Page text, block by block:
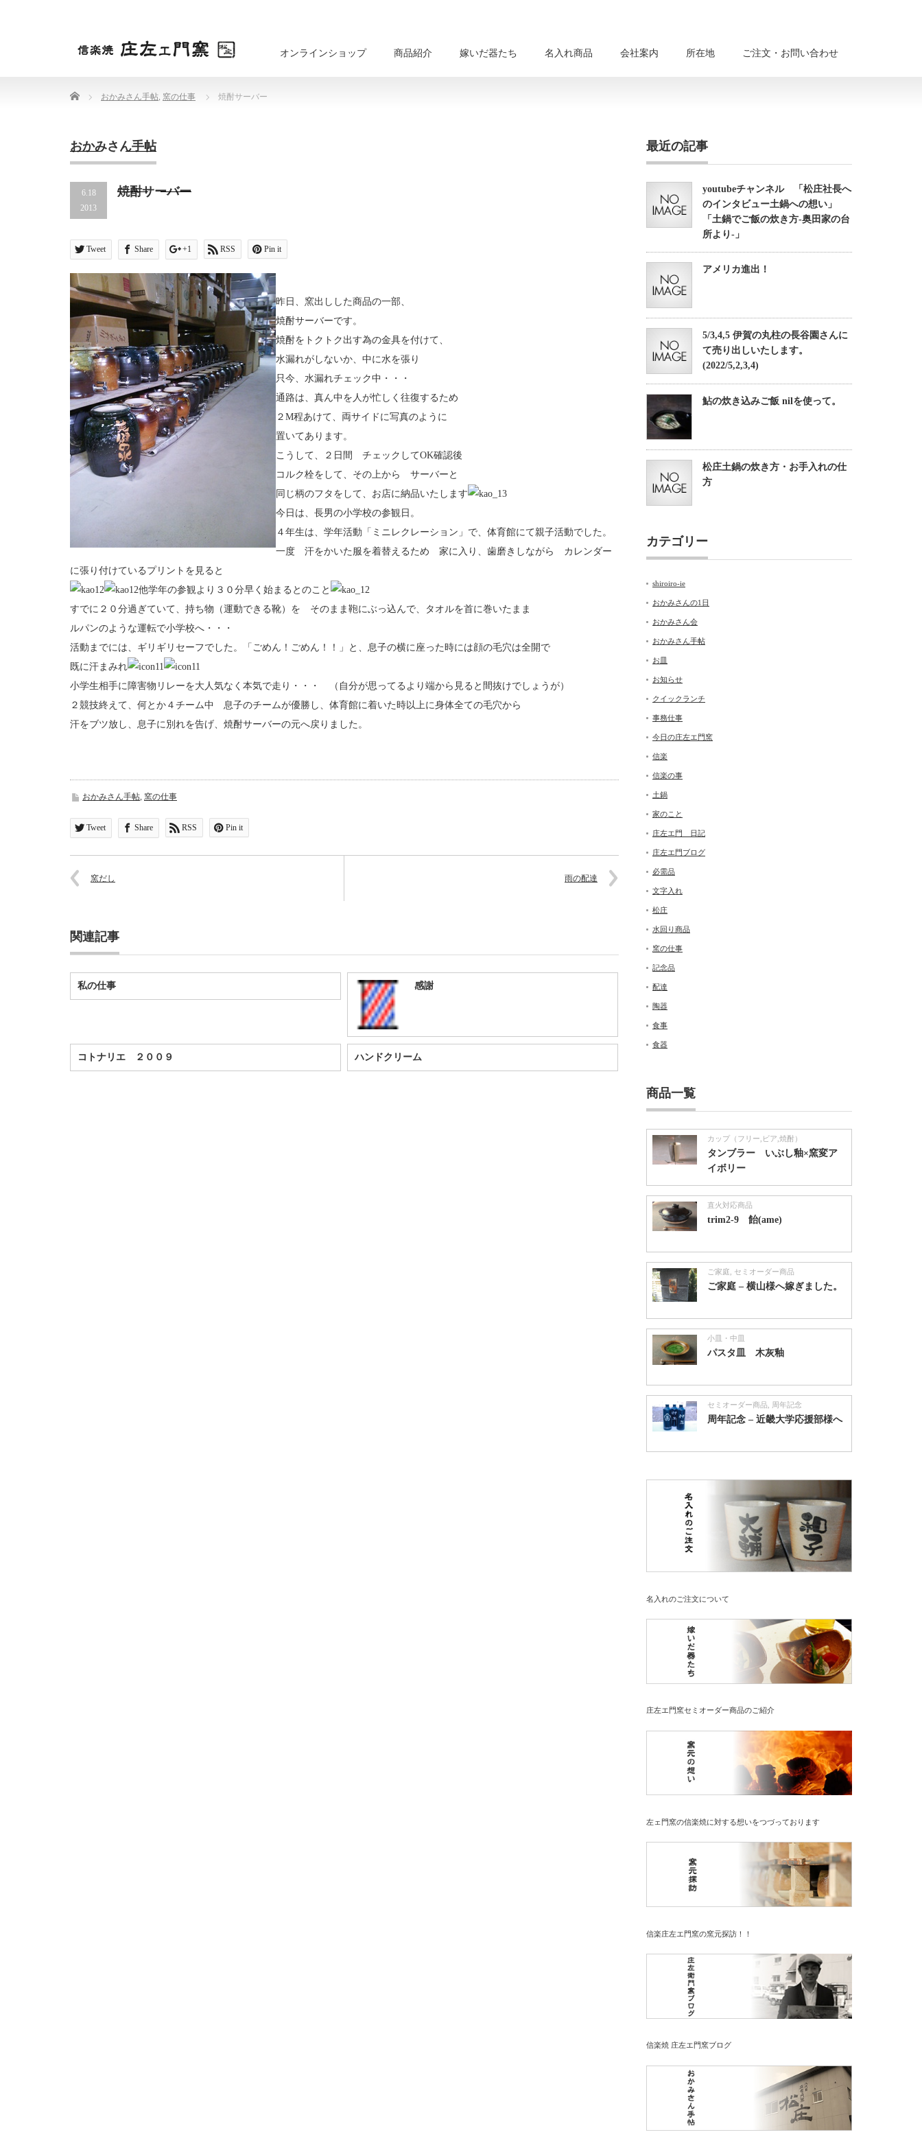
オンラインショップ 商品紹介 嫁いだ器たち 名入れ商品 会社案内 所在地 ご注文・お問い合わせ
Home おかみさん手帖, 窯の仕事 焼酎サーバー
おかみさん手帖
6.18
2013
焼酎サーバー
Tweet Share +1 RSS Pin it
昨日、窯出しした商品の一部、
焼酎サーバーです。
焼酎をトクトク出す為の金具を付けて、
水漏れがしないか、中に水を張り
只今、水漏れチェック中・・・
通路は、真ん中を人が忙しく往復するため
２M程あけて、両サイドに写真のように
置いてあります。
こうして、２日間 チェックしてOK確認後
コルク栓をして、その上から サーバーと
同じ柄のフタをして、お店に納品いたします
今日は、長男の小学校の参観日。
４年生は、学年活動「ミニレクレーション」で、体育館にて親子活動でした。
一度 汗をかいた服を着替えるため 家に入り、歯磨きしながら カレンダー
に張り付けているプリントを見ると
他学年の参観より３０分早く始まるとのこと
すでに２０分過ぎていて、持ち物（運動できる靴）を そのまま鞄にぶっ込んで、タオルを首に巻いたまま
ルパンのような運転で小学校へ・・・
活動までには、ギリギリセーフでした。「ごめん！ごめん！！」と、息子の横に座った時には顔の毛穴は全開で
既に汗まみれ
小学生相手に障害物リレーを大人気なく本気で走り・・・ （自分が思ってるより端から見ると間抜けでしょうが）
２競技終えて、何とか４チーム中 息子のチームが優勝し、体育館に着いた時以上に身体全ての毛穴から
汗をブツ放し、息子に別れを告げ、焼酎サーバーの元へ戻りました。
おかみさん手帖, 窯の仕事
Tweet Share RSS Pin it
窯だし 雨の配達
関連記事
私の仕事 感謝
コトナリエ ２００９ ハンドクリーム
最近の記事
youtubeチャンネル 「松庄社長へ
のインタビュー土鍋への想い」
「土鍋でご飯の炊き方-奥田家の台
所より-」
アメリカ進出！
5/3,4,5 伊賀の丸柱の長谷園さんに
て売り出しいたします。
(2022/5,2,3,4)
鮎の炊き込みご飯 nilを使って。
松庄土鍋の炊き方・お手入れの仕
方
カテゴリー
shiroiro-ie
おかみさんの1日
おかみさん会
おかみさん手帖
お皿
お知らせ
クイックランチ
事務仕事
今日の庄左エ門窯
信楽
信楽の事
土鍋
家のこと
庄左エ門 日記
庄左エ門ブログ
必需品
文字入れ
松庄
水回り商品
窯の仕事
記念品
配達
陶器
食事
食器
商品一覧
カップ（フリー,ビア,焼酎）
タンブラー いぶし釉×窯変ア
イボリー
直火対応商品
trim2-9 飴(ame)
ご家庭 セミオーダー商品
ご家庭 – 横山様へ嫁ぎました。
小皿・中皿
パスタ皿 木灰釉
セミオーダー商品 周年記念
周年記念 – 近畿大学応援部様へ
名入れのご注文について
庄左エ門窯セミオーダー商品のご紹介
左ェ門窯の信楽焼に対する想いをつづっております
信楽庄左エ門窯の窯元探訪！！
信楽焼 庄左エ門窯ブログ